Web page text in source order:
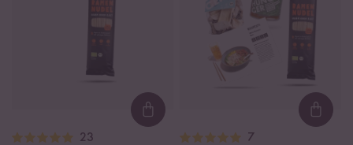
Loading...
23 7